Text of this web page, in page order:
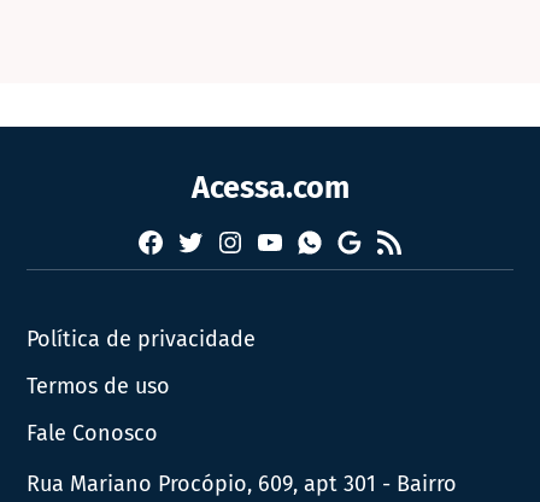
Acessa.com
Facebook
TwitterInstagram
YouTubeWhatsapp
Google
News
RSS
Política de privacidade
Termos de uso
Fale Conosco
Rua Mariano Procópio, 609, apt 301 - Bairro